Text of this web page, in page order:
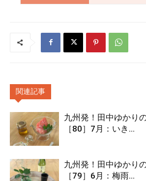
関連記事
九州発！田中ゆかり
［80］7月：いき...
九州発！田中ゆかり
［79］6月：梅雨...